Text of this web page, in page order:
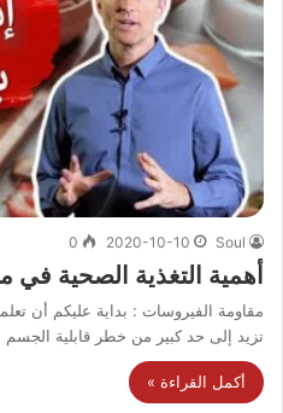
Soul
2020-10-10
0
أهمية التغذية الصحية في
مقاومة الفيروسات : بداية عليكم أن
تزيد إلى حد كبير من خطر قابلية الجسم
أكمل القراءة »